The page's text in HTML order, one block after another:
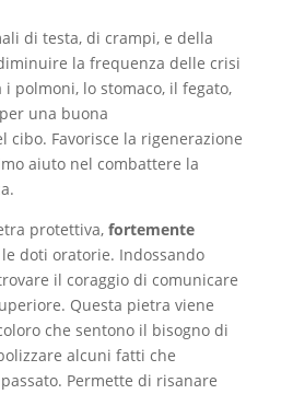
di testa, di crampi, e della
la frequenza delle crisi
polmoni, lo stomaco, il fegato,
una buona
cibo. Favorisce la rigenerazione
aiuto nel combattere la
protettiva, fortemente
doti oratorie. Indossando
il coraggio di comunicare
Questa pietra viene
che sentono il bisogno di
alcuni fatti che
Permette di risanare